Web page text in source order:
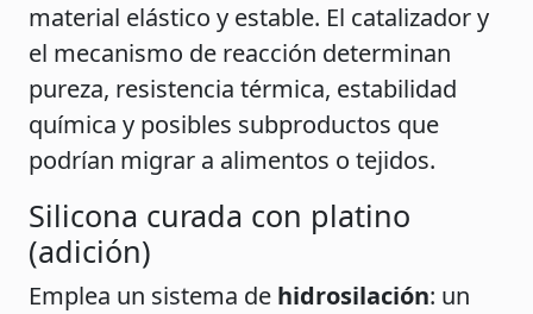
material elástico y estable. El catalizador y
el mecanismo de reacción determinan
pureza, resistencia térmica, estabilidad
química y posibles subproductos que
podrían migrar a alimentos o tejidos.
Silicona curada con platino
(adición)
Emplea un sistema de hidrosilación: un